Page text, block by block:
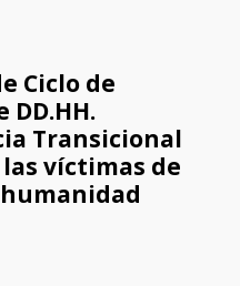
Ciclo de
DD.HH.
Transicional
víctimas de